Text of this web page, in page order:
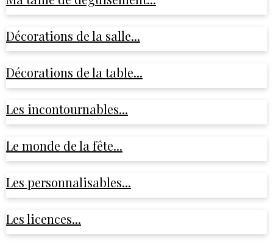
Décorations de la salle...
Décorations de la table...
Les incontournables...
Le monde de la fête...
Les personnalisables...
Les licences...